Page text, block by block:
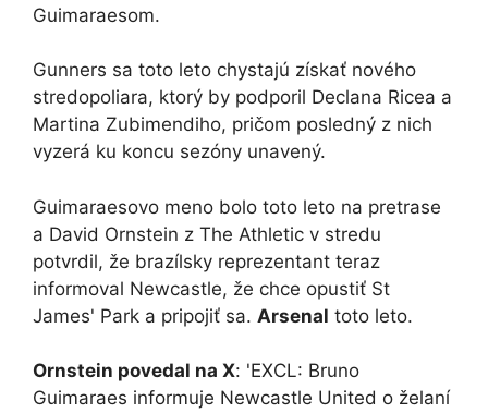
Guimaraesom.
Gunners sa toto leto chystajú získať nového
stredopoliara, ktorý by podporil Declana Ricea a
Martina Zubimendiho, pričom posledný z nich
vyzerá ku koncu sezóny unavený.
Guimaraesovo meno bolo toto leto na pretrase
a David Ornstein z The Athletic v stredu
potvrdil, že brazílsky reprezentant teraz
informoval Newcastle, že chce opustiť St
James' Park a pripojiť sa. Arsenal toto leto.
Ornstein povedal na X: 'EXCL: Bruno
Guimaraes informuje Newcastle United o želaní